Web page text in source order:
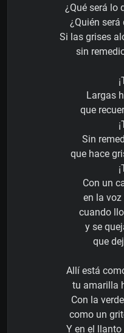
¿Qué será lo
¿Quién será
Si las grises
sin
Largas
que
Sin
que hace
Con un
en la voz
cuando
y se
que
Allí está
tu amarilla
Con la
como un
Y en el